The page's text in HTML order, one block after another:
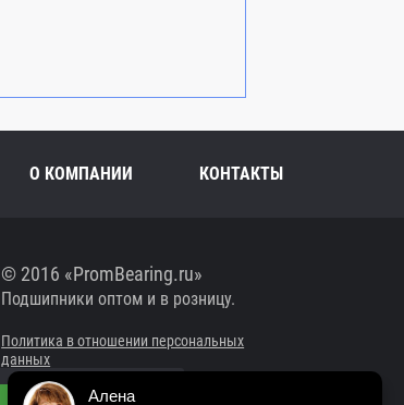
О КОМПАНИИ КОНТАКТЫ
© 2016 «PromBearing.ru»
Подшипники оптом и в розницу.
Политика в отношении персональных
данных
Алена